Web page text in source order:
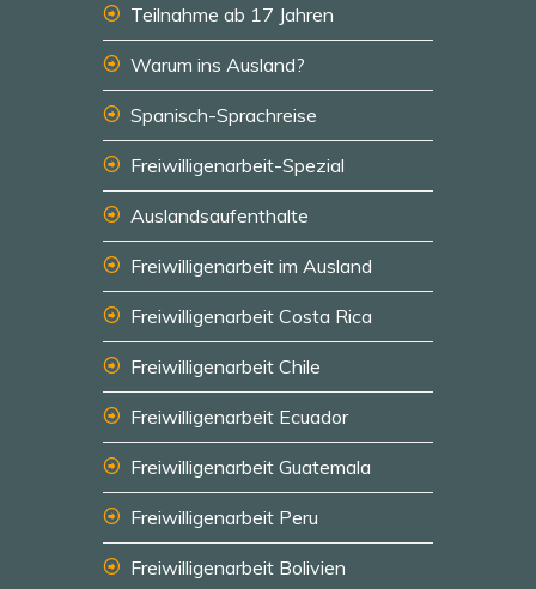
Teilnahme ab 17 Jahren
Warum ins Ausland?
Spanisch-Sprachreise
Freiwilligenarbeit-Spezial
Auslandsaufenthalte
Freiwilligenarbeit im Ausland
Freiwilligenarbeit Costa Rica
Freiwilligenarbeit Chile
Freiwilligenarbeit Ecuador
Freiwilligenarbeit Guatemala
Freiwilligenarbeit Peru
Freiwilligenarbeit Bolivien